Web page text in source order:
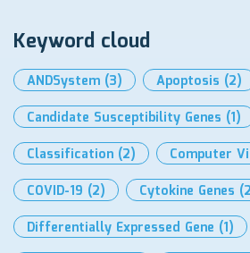
Keyword cloud
ANDSystem (3) Apoptosis (2)
Candidate Susceptibility Genes (1)
Classification (2) Computer
COVID-19 (2) Cytokine Genes
Differentially Expressed Gene (1)